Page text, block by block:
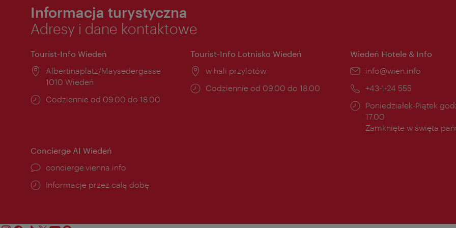
Informacja turystyczna
Adresy i dane kontaktowe
Tourist-Info Wiedeń
Miejsce:
Albertinaplatz/Maysedergasse
1010 Wiedeń
Godziny
Codziennie od 09.00 do 18.00
Tourist-Info Lotnisko Wiedeń
Miejsce:
w hali przylotów
Godziny
Codziennie od 09.00 do 18.00
Wiedeń Hotele & Info
E-
info@wien.info
Telefon:
+43-1-24 555
Godziny
otwarcia:
Poniedziałek-Piątek
17.00
Zamknięte w święta
Concierge AI Wiedeń
concierge.vienna.info
Informacje przez całą dobę